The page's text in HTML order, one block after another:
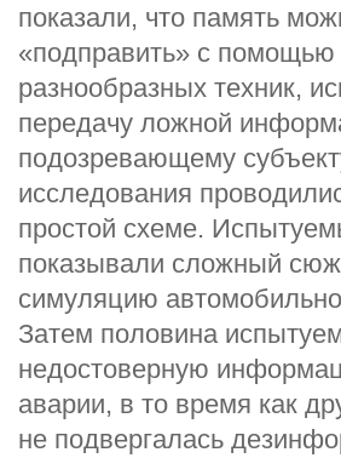
показали, что память
«подправить» с помощью
разнообразных техник,
передачу ложной
подозревающему
исследования
простой схеме.
показывали сложный
симуляцию
Затем половина
недостоверную
аварии, в то время как
не подвергалась